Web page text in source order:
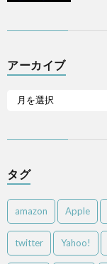
アーカイブ
タグ
amazon Apple
twitter Yahoo!